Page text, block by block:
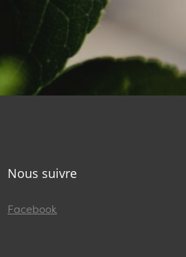
Nous suivre
Facebook